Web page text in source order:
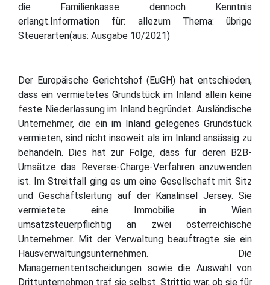
die Familienkasse dennoch Kenntnis
erlangt.Information für: allezum Thema: übrige
Steuerarten(aus: Ausgabe 10/2021)
Der Europäische Gerichtshof (EuGH) hat entschieden,
dass ein vermietetes Grundstück im Inland allein keine
feste Niederlassung im Inland begründet. Ausländische
Unternehmer, die ein im Inland gelegenes Grundstück
vermieten, sind nicht insoweit als im Inland ansässig zu
behandeln. Dies hat zur Folge, dass für deren B2B-
Umsätze das Reverse-Charge-Verfahren anzuwenden
ist. Im Streitfall ging es um eine Gesellschaft mit Sitz
und Geschäftsleitung auf der Kanalinsel Jersey. Sie
vermietete eine Immobilie in Wien
umsatzsteuerpflichtig an zwei österreichische
Unternehmer. Mit der Verwaltung beauftragte sie ein
Hausverwaltungsunternehmen. Die
Managemententscheidungen sowie die Auswahl von
Drittunternehmen traf sie selbst. Strittig war, ob sie für